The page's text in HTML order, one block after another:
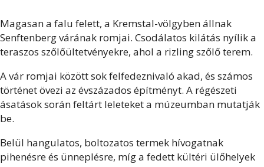
Magasan a falu felett, a Kremstal-völgyben állnak
Senftenberg várának romjai. Csodálatos kilátás nyílik a
teraszos szőlőültetvényekre, ahol a rizling szőlő terem.
A vár romjai között sok felfedeznivaló akad, és számos
történet övezi az évszázados építményt. A régészeti
ásatások során feltárt leleteket a múzeumban mutatják
be.
Belül hangulatos, boltozatos termek hívogatnak
pihenésre és ünneplésre, míg a fedett kültéri ülőhelyek